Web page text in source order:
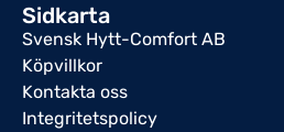
Sidkarta
Svensk Hytt-Comfort AB
Köpvillkor
Kontakta oss
Integritetspolicy